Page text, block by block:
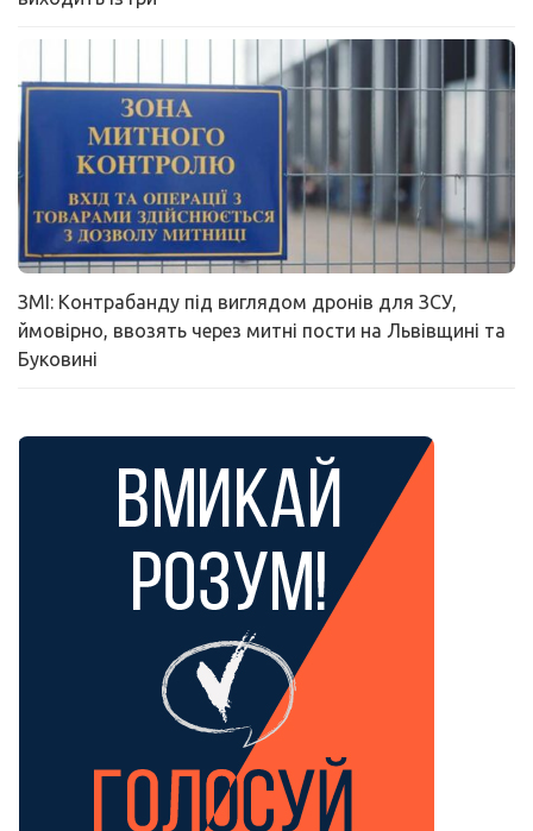
ЗМІ: Контрабанду під виглядом дронів для ЗСУ,
ймовірно, ввозять через митні пости на Львівщині та
Буковині